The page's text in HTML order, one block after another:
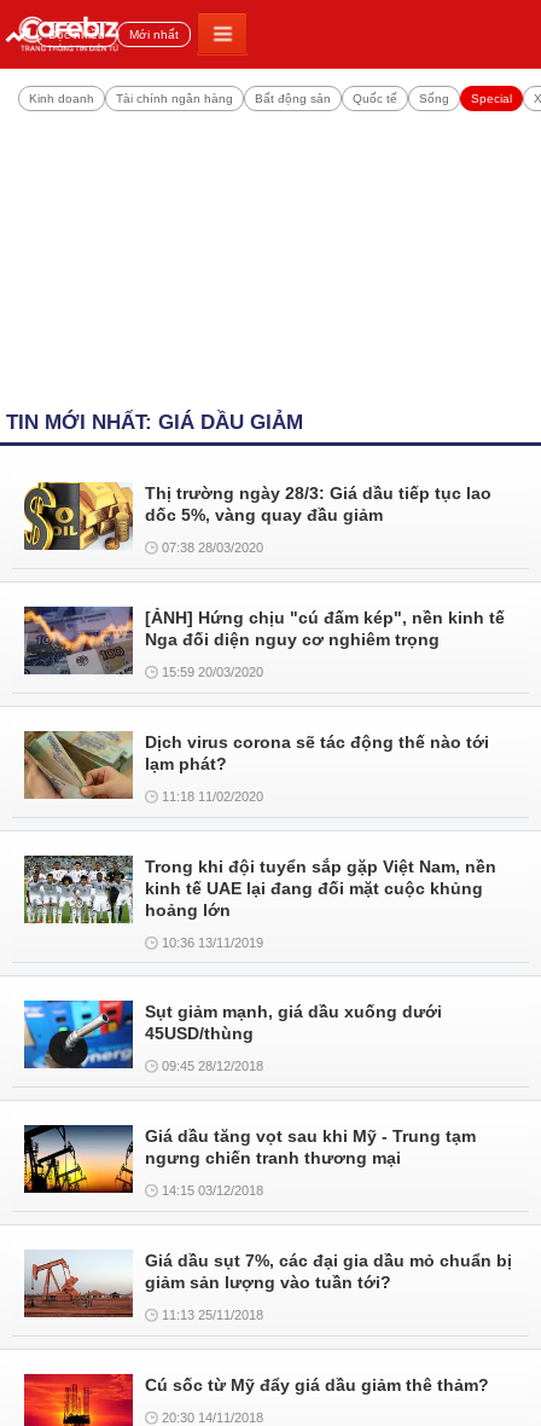
Đọc nhiều Mới nhất
Kinh doanh Tài chính ngân hàng Bất động sản Quốc tế Sống Special
TIN MỚI NHẤT: GIÁ DẦU GIẢM
Thị trường ngày 28/3: Giá dầu tiếp tục lao
dốc 5%, vàng quay đầu giảm
07:38 28/03/2020
[ẢNH] Hứng chịu "cú đấm kép", nền kinh tế
Nga đối diện nguy cơ nghiêm trọng
15:59 20/03/2020
Dịch virus corona sẽ tác động thế nào tới
lạm phát?
11:18 11/02/2020
Trong khi đội tuyển sắp gặp Việt Nam, nền
kinh tế UAE lại đang đối mặt cuộc khủng
hoảng lớn
10:36 13/11/2019
Sụt giảm mạnh, giá dầu xuống dưới
45USD/thùng
09:45 28/12/2018
Giá dầu tăng vọt sau khi Mỹ - Trung tạm
ngưng chiến tranh thương mại
14:15 03/12/2018
Giá dầu sụt 7%, các đại gia dầu mỏ chuẩn bị
giảm sản lượng vào tuần tới?
11:13 25/11/2018
Cú sốc từ Mỹ đẩy giá dầu giảm thê thảm?
20:30 14/11/2018